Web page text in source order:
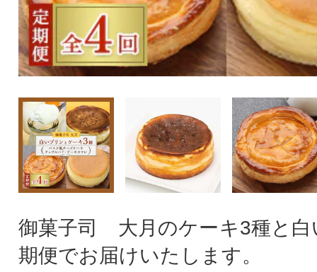
御菓子司 大月のケーキ3種と白
期便でお届けいたします。